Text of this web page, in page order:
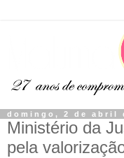
domingo, 2 de abril
Ministério da
pela